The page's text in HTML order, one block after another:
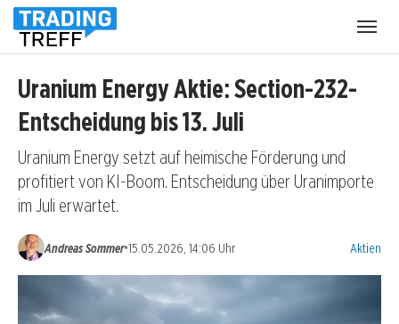
Uranium Energy Aktie: Section-232-
Entscheidung bis 13. Juli
Uranium Energy setzt auf heimische Förderung und
profitiert von KI-Boom. Entscheidung über Uranimporte
im Juli erwartet.
Andreas Sommer•15.05.2026, 14:06 Uhr Aktien